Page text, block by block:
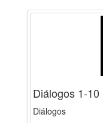
Diálogos 1-10
Diálogos